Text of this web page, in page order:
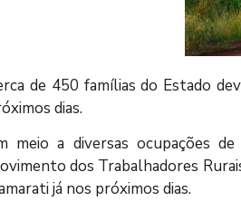
de 450 famílias do Estado
dias.
meio a diversas ocupações
dos Trabalhadores
já nos próximos dias.